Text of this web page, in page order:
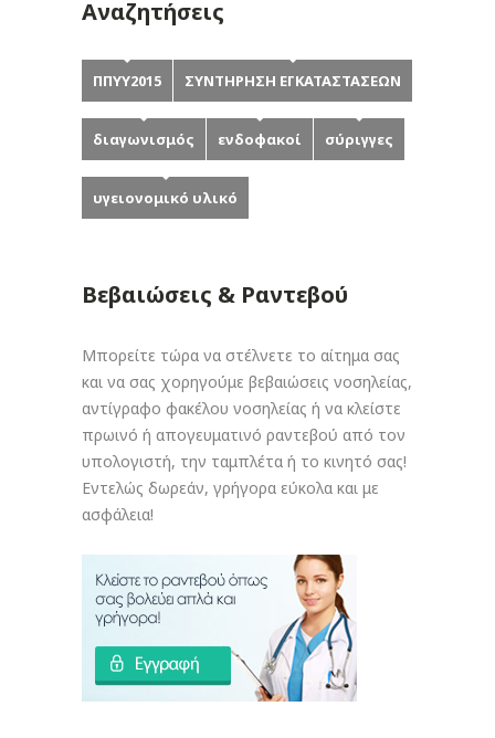
Αναζητήσεις
ΠΠΥΥ2015 ΣΥΝΤΗΡΗΣΗ ΕΓΚΑΤΑΣΤΑΣΕΩΝ
διαγωνισμός ενδοφακοί σύριγγες
υγειονομικό υλικό
Βεβαιώσεις & Ραντεβού
Μπορείτε τώρα να στέλνετε το αίτημα σας
και να σας χορηγούμε βεβαιώσεις νοσηλείας,
αντίγραφο φακέλου νοσηλείας ή να κλείστε
πρωινό ή απογευματινό ραντεβού από τον
υπολογιστή, την ταμπλέτα ή το κινητό σας!
Εντελώς δωρεάν, γρήγορα εύκολα και με
ασφάλεια!